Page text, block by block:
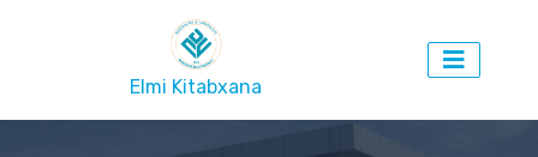
Elmi Kitabxana